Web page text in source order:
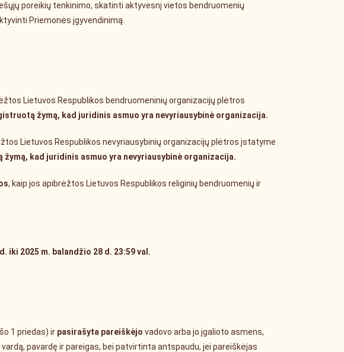
poreikių tenkinimo, skatinti aktyvesnį vietos bendruomenių
Priemonės įgyvendinimą.
Lietuvos Respublikos bendruomeninių organizacijų plėtros
žymą, kad juridinis asmuo yra nevyriausybinė organizacija.
Lietuvos Respublikos nevyriausybinių organizacijų plėtros įstatyme
kad juridinis asmuo yra nevyriausybinė organizacija.
, kaip jos apibrėžtos Lietuvos Respublikos religinių bendruomenių ir
iki 2025 m. balandžio 28 d. 23:59 val.
1 priedas) ir pasirašyta pareiškėjo vadovo arba jo įgalioto asmens,
pavardę ir pareigas, bei patvirtinta antspaudu, jei pareiškėjas